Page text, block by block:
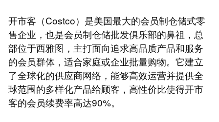
开市客（Costco）是美国最大的会员制仓储式零
售企业，也是会员制仓储批发俱乐部的鼻祖，总
部位于西雅图，主打面向追求高品质产品和服务
的会员群体，适合家庭或企业批量购物。它建立
了全球化的供应商网络，能够高效运营并提供全
球范围的多样化产品给顾客，高性价比使得开市
客的会员续费率高达90%。